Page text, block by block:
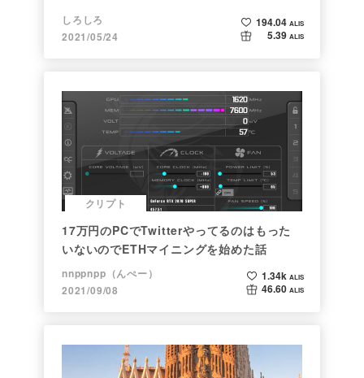
しろしろ
2021/05/24
194.04 ALIS
5.39 ALIS
クリプト
17万円のPCでTwitterやってるのはもった
いないのでETHマイニングを始めた話
nnppnpp（んぺー）
2021/09/08
1.34k ALIS
46.60 ALIS